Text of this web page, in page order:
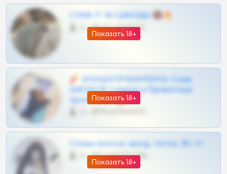
Показать 18+
СЛИВ ТГ 18 | ШКОДЫ 🔞🔥
0 •
Показать 18+
🧨 ЭПИЦЕНТР КОНТЕНТА: Слив
ШКОДОВ Сливов и Приватных
Архивов ТГ 🔞💎
Показать 18+
Сливы вписок, шкод, теток, 18+ тг
0 •